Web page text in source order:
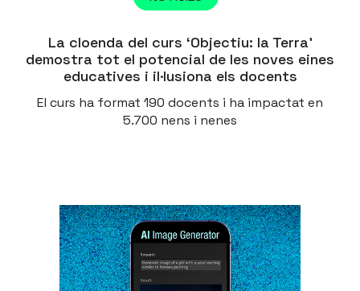
La cloenda del curs ‘Objectiu: la Terra’
demostra tot el potencial de les noves eines
educatives i il·lusiona els docents
El curs ha format 190 docents i ha impactat en
5.700 nens i nenes